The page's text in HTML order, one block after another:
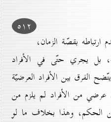
٥۱۲
بقصّة الزمان،
بل يجري حتّى في الأفراد
الفرق بين الأفراد العرضيّة
عرضي من الأفراد لم يلزم من
الحكم، وهذا بخلاف ما لو